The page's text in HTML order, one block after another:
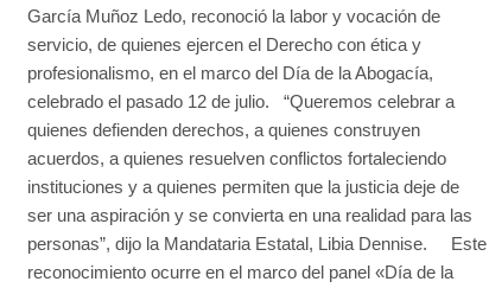
García Muñoz Ledo, reconoció la labor y vocación de
servicio, de quienes ejercen el Derecho con ética y
profesionalismo, en el marco del Día de la Abogacía,
celebrado el pasado 12 de julio. “Queremos celebrar a
quienes defienden derechos, a quienes construyen
acuerdos, a quienes resuelven conflictos fortaleciendo
instituciones y a quienes permiten que la justicia deje de
ser una aspiración y se convierta en una realidad para las
personas”, dijo la Mandataria Estatal, Libia Dennise. Este
reconocimiento ocurre en el marco del panel «Día de la